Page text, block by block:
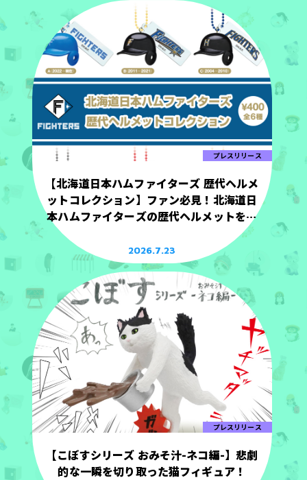
プレスリリース
【北海道日本ハムファイターズ 歴代ヘルメ
ットコレクション】ファン必見！北海道日
本ハムファイターズの歴代ヘルメットを手
2026.7.23
プレスリリース
【こぼすシリーズ おみそ汁-ネコ編-】悲劇
的な一瞬を切り取った猫フィギュア！